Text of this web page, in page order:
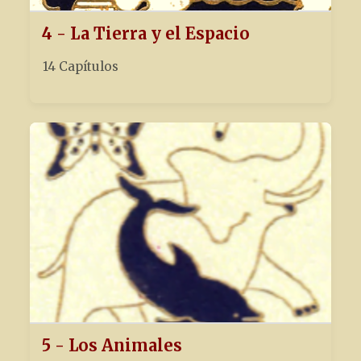
4 - La Tierra y el Espacio
14 Capítulos
5 - Los Animales